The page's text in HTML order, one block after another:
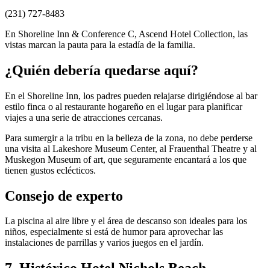
(231) 727-8483
En Shoreline Inn & Conference C, Ascend Hotel Collection, las
vistas marcan la pauta para la estadía de la familia.
¿Quién debería quedarse aquí?
En el Shoreline Inn, los padres pueden relajarse dirigiéndose al bar
estilo finca o al restaurante hogareño en el lugar para planificar
viajes a una serie de atracciones cercanas.
Para sumergir a la tribu en la belleza de la zona, no debe perderse
una visita al Lakeshore Museum Center, al Frauenthal Theatre y al
Muskegon Museum of art, que seguramente encantará a los que
tienen gustos eclécticos.
Consejo de experto
La piscina al aire libre y el área de descanso son ideales para los
niños, especialmente si está de humor para aprovechar las
instalaciones de parrillas y varios juegos en el jardín.